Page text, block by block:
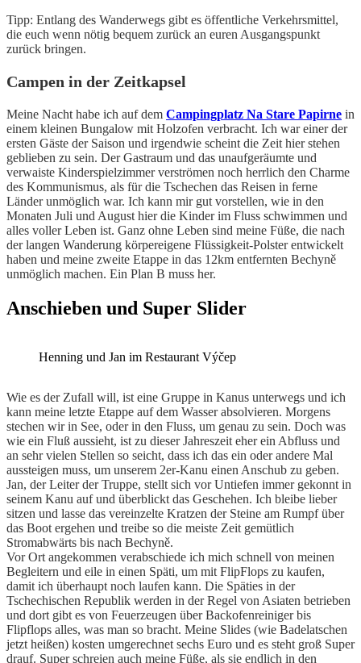
Tipp: Entlang des Wanderwegs gibt es öffentliche Verkehrsmittel,
die euch wenn nötig bequem zurück an euren Ausgangspunkt
zurück bringen.
Campen in der Zeitkapsel
Meine Nacht habe ich auf dem Campingplatz Na Stare Papirne in
einem kleinen Bungalow mit Holzofen verbracht. Ich war einer der
ersten Gäste der Saison und irgendwie scheint die Zeit hier stehen
geblieben zu sein. Der Gastraum und das unaufgeräumte und
verwaiste Kinderspielzimmer verströmen noch herrlich den Charme
des Kommunismus, als für die Tschechen das Reisen in ferne
Länder unmöglich war. Ich kann mir gut vorstellen, wie in den
Monaten Juli und August hier die Kinder im Fluss schwimmen und
alles voller Leben ist. Ganz ohne Leben sind meine Füße, die nach
der langen Wanderung körpereigene Flüssigkeit-Polster entwickelt
haben und meine zweite Etappe in das 12km entfernten Bechyně
unmöglich machen. Ein Plan B muss her.
Anschieben und Super Slider
Henning und Jan im Restaurant Výčep
Wie es der Zufall will, ist eine Gruppe in Kanus unterwegs und ich
kann meine letzte Etappe auf dem Wasser absolvieren. Morgens
stechen wir in See, oder in den Fluss, um genau zu sein. Doch was
wie ein Fluß aussieht, ist zu dieser Jahreszeit eher ein Abfluss und
an sehr vielen Stellen so seicht, dass ich das ein oder andere Mal
aussteigen muss, um unserem 2er-Kanu einen Anschub zu geben.
Jan, der Leiter der Truppe, stellt sich vor Untiefen immer gekonnt in
seinem Kanu auf und überblickt das Geschehen. Ich bleibe lieber
sitzen und lasse das vereinzelte Kratzen der Steine am Rumpf über
das Boot ergehen und treibe so die meiste Zeit gemütlich
Stromabwärts bis nach Bechyně.
Vor Ort angekommen verabschiede ich mich schnell von meinen
Begleitern und eile in einen Späti, um mit FlipFlops zu kaufen,
damit ich überhaupt noch laufen kann. Die Späties in der
Tschechischen Republik werden in der Regel von Asiaten betrieben
und dort gibt es von Feuerzeugen über Backofenreiniger bis
Flipflops alles, was man so bracht. Meine Slides (wie Badelatschen
jetzt heißen) kosten umgerechnet sechs Euro und es steht groß Super
drauf. Super schreien auch meine Füße, als sie endlich in den